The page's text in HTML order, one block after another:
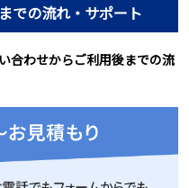
での流れ・サポート
合わせからご利用後までの流